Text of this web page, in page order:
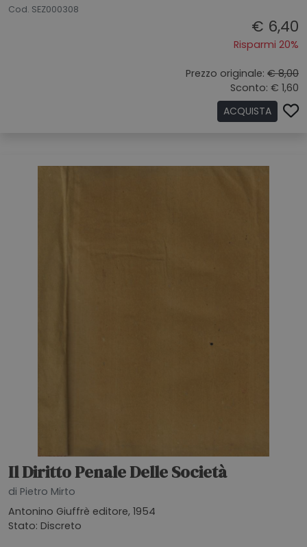
Cod. SEZ000308
€ 6,40
Risparmi 20%
Prezzo originale: € 8,00
Sconto: € 1,60
ACQUISTA
Il Diritto Penale Delle Società
di Pietro Mirto
Antonino Giuffrè editore, 1954
Stato: Discreto